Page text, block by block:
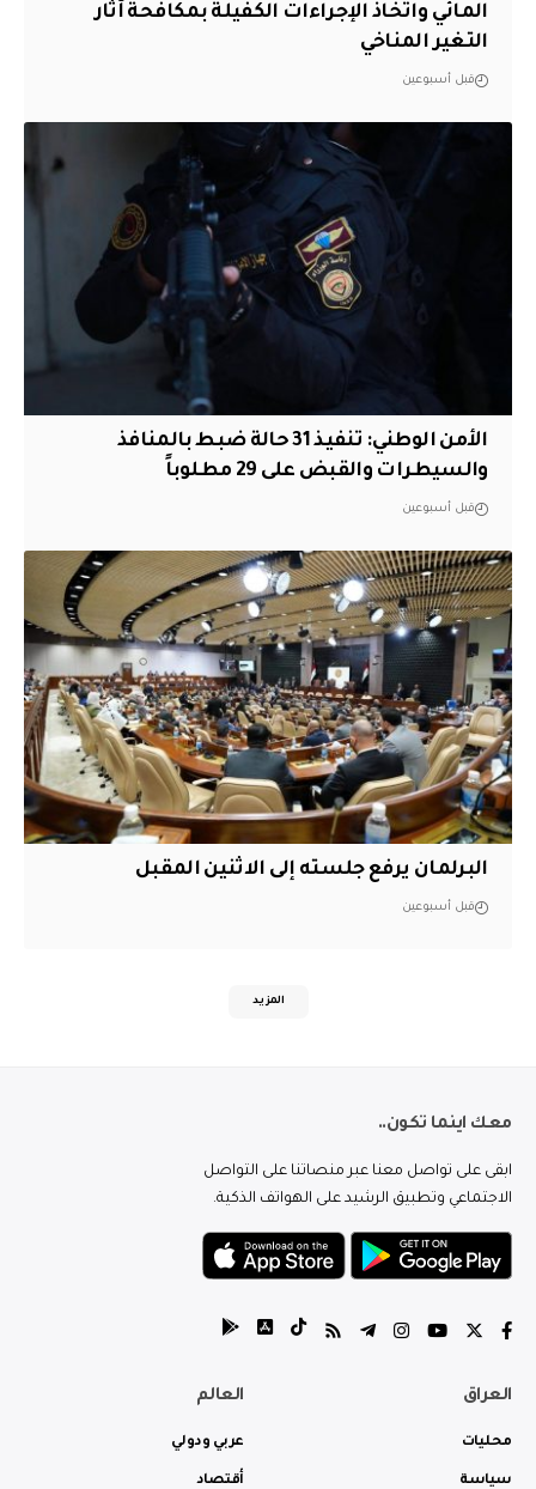
المائي واتخاذ الإجراءات الكفيلة بمكافحة آثار
التغير المناخي
قبل أسبوعين
الأمن الوطني: تنفيذ 31 حالة ضبط بالمنافذ
والسيطرات والقبض على 29 مطلوباً
قبل أسبوعين
البرلمان يرفع جلسته إلى الاثنين المقبل
قبل أسبوعين
المزيد
معك اينما تكون..
ابقى على تواصل معنا عبر منصاتنا على التواصل
الاجتماعي وتطبيق الرشيد على الهواتف الذكية.
العراق
محليات
سياسة
العالم
عربي ودولي
أقتصاد